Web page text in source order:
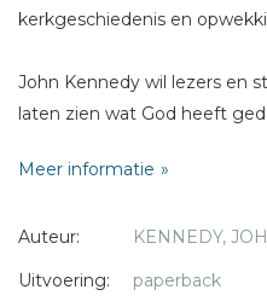
kerkgeschiedenis en
John Kennedy wil lezers en
laten zien wat God heeft
vernieuwingsbewegingen
Meer informatie
Auteur:
KENNEDY,
Uitvoering:
paperback